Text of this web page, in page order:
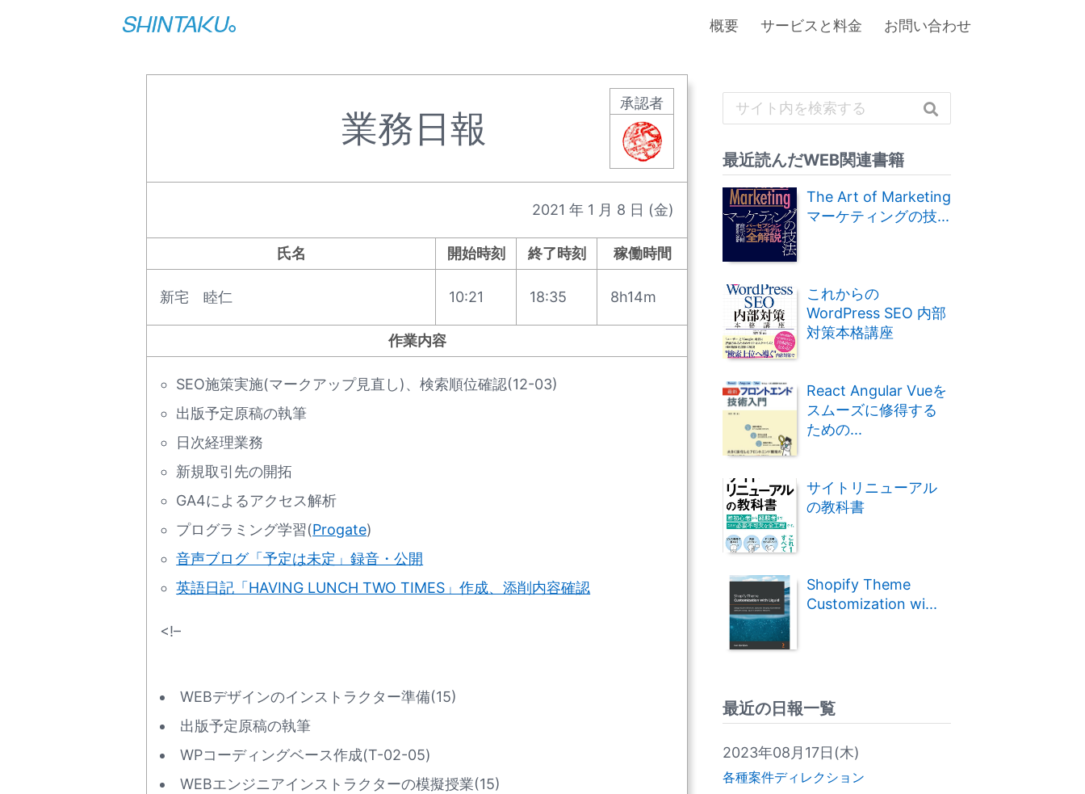
概要 サービスと料金 お問い合わせ
業務日報
承認者
2021 年 1 月 8 日 (金)
氏名 開始時刻 終了時刻 稼働時間
新宅 睦仁 10:21 18:35 8h14m
作業内容
SEO施策実施(マークアップ見直し)、検索順位確認(12-03)
出版予定原稿の執筆
日次経理業務
新規取引先の開拓
GA4によるアクセス解析
プログラミング学習(Progate)
音声ブログ「予定は未定」録音・公開
英語日記「HAVING LUNCH TWO TIMES」作成、添削内容確認
<!–
WEBデザインのインストラクター準備(15)
出版予定原稿の執筆
WPコーディングベース作成(T-02-05)
WEBエンジニアインストラクターの模擬授業(15)
最近読んだWEB関連書籍
The Art of Marketing
マーケティングの技...
これからの
WordPress SEO 内部
対策本格講座
React Angular Vueを
スムーズに修得する
ための...
サイトリニューアル
の教科書
Shopify Theme
Customization wi...
最近の日報一覧
2023年08月17日(木)
各種案件ディレクション